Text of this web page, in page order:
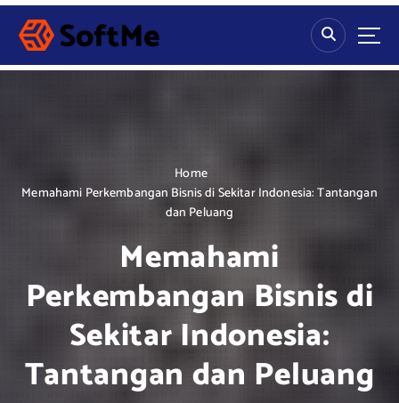
S
p
Home
Memahami Perkembangan Bisnis di Sekitar Indonesia: Tantangan
dan Peluang
Memahami
Perkembangan Bisnis di
Sekitar Indonesia:
Tantangan dan Peluang